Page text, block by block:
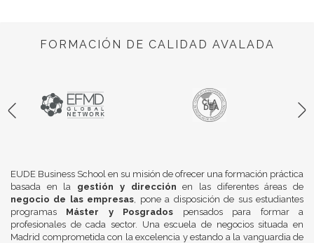
FORMACIÓN DE CALIDAD AVALADA
EUDE Business School en su misión de ofrecer una formación práctica
basada en la gestión y dirección en las diferentes áreas de
negocio de las empresas , pone a disposición de sus estudiantes
programas Máster y Posgrados pensados para formar a
profesionales de cada sector. Una escuela de negocios situada en
Madrid comprometida con la excelencia y estando a la vanguardia de